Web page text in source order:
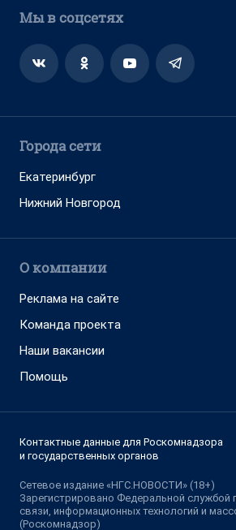
Мы в соцсетях
Города сети
Екатеринбург
Нижний Новгород
О компании
Реклама на сайте
Команда проекта
Наши вакансии
Помощь
Контактные данные для Роскомнадзора
и государственных органов
Сетевое издание «НГС.НОВОСТИ» (18+)
Зарегистрировано Федеральной службой
связи, информационных технологий и
(Роскомнадзор)